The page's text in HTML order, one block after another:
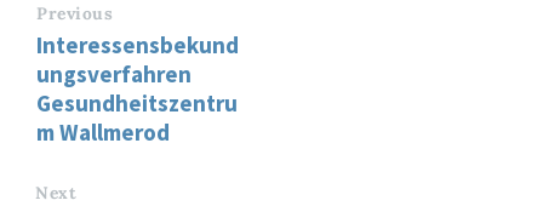
Previous
Interessensbekund
ungsverfahren
Gesundheitszentru
m Wallmerod
Next